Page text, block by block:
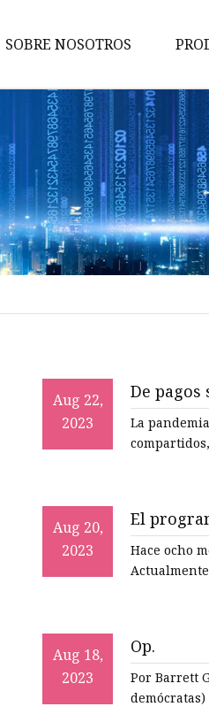
SOBRE NOSOTROS
Aug 22,
2023
De
viajes
La
Aug 20,
2023
El
líderes
Hace ocho
Aug 18,
2023
Op.
Por Barrett